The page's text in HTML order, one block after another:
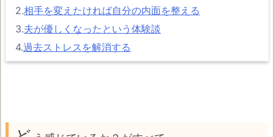
2.相手を変えたければ自分の内面を整える
3.夫が優しくなったという体験談
4.過去ストレスを解消する